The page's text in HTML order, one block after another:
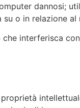
dannosi;
o in relazione al
interferisca